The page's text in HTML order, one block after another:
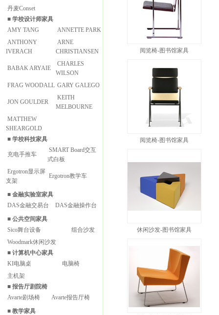
丹麦Conset
■ 学校设计师家具
AMY TANG
ANNETTE PARK
ANTHONY
IVERACH
ARNE
CHRISTIANSEN
BABAK ARYAIE
CHARLES
WILSON
FRAG WOODALL GARY GALEGO
JON GOULDER
KEITH
MELBOURNE
MATTHEW
SHEARGOLD
■ 学校科技家具
充电手推车
SMART Board交互
式白板
Ergotron显示屏
支架
Ergotron教学车
■ 金融实验室家具
DAS金融交易台
DAS金融操作台
■ 公共空间家具
Sico舞台设备
组合沙发
Woodmark休闲沙发
■ 计算机中心家具
KI电脑桌
电脑椅
主机架
■ 报告厅剧院椅
Avarte剧场椅
Avarte报告厅椅
■ 教学家具
阅览椅-图书馆家具
阅览椅-图书馆家具
休闲沙发-图书馆家具